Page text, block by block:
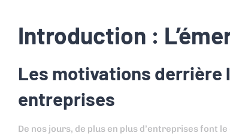
Introduction :
Les motivations derrière
entreprises
De nos jours, de plus en plus d’entreprises font